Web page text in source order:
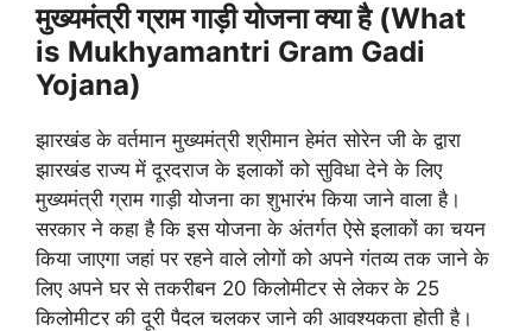
मुख्यमंत्री ग्राम गाड़ी योजना क्या है (What
is Mukhyamantri Gram Gadi
Yojana)
झारखंड के वर्तमान मुख्यमंत्री श्रीमान हेमंत सोरेन जी के द्वारा
झारखंड राज्य में दूरदराज के इलाकों को सुविधा देने के लिए
मुख्यमंत्री ग्राम गाड़ी योजना का शुभारंभ किया जाने वाला है।
सरकार ने कहा है कि इस योजना के अंतर्गत ऐसे इलाकों का चयन
किया जाएगा जहां पर रहने वाले लोगों को अपने गंतव्य तक जाने के
लिए अपने घर से तकरीबन 20 किलोमीटर से लेकर के 25
किलोमीटर की दूरी पैदल चलकर जाने की आवश्यकता होती है।